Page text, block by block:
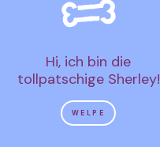
Hi, ich bin die
tollpatschige Sherley!
WELPE